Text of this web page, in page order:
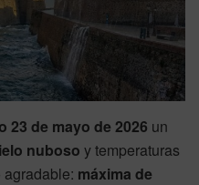
23 de mayo de 2026 un
nuboso y temperaturas
máxima de